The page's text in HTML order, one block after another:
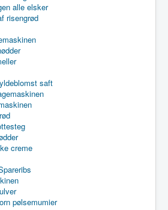
alle elsker
risengrød
saft
creme
pølsemumier